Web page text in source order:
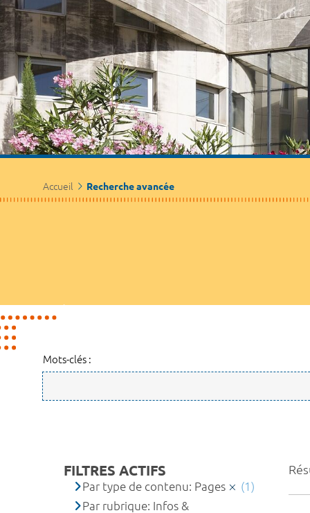
Accueil Recherche avancée
Mots-clés :
FILTRES ACTIFS
Par type de contenu: Pages
(1)
Par rubrique: Infos &